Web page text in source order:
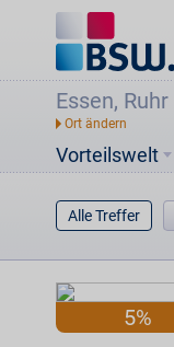
Essen, Ruhr
Vorteilswelt
Alle Treffer
5%